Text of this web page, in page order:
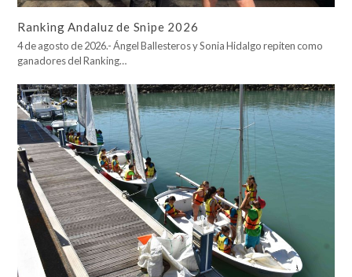
Ranking Andaluz de Snipe 2026
4 de agosto de 2026.- Ángel Ballesteros y Sonia Hidalgo repiten como
ganadores del Ranking…